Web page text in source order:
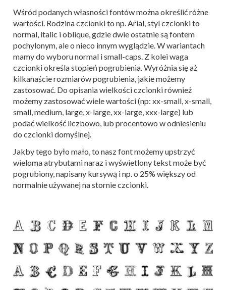
Wśród podanych własności fontów można określić różne
wartości. Rodzina czcionki to np. Arial, styl czcionki to
normal, italic i oblique, gdzie dwie ostatnie są fontem
pochylonym, ale o nieco innym wyglądzie. W wariantach
mamy do wyboru normal i small-caps. Z kolei waga
czcionki określa stopień pogrubienia. Wyróżnia się aż
kilkanaście rozmiarów pogrubienia, jakie możemy
zastosować. Do opisania wielkości czcionki również
możemy zastosować wiele wartości (np: xx-small, x-small,
small, medium, large, x-large, xx-large, xxx-large) lub
podać wielkość liczbowo, lub procentowo w odniesieniu
do czcionki domyślnej.
Jakby tego było mało, to nasz font możemy upstrzyć
wieloma atrybutami naraz i wyświetlony tekst może być
pogrubiony, napisany kursywą i np. o 25% większy od
normalnie używanej na stornie czcionki.